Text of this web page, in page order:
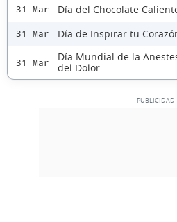
31 Mar Día del Chocolate
31 Mar Día de Inspirar tu
31 Mar
Día Mundial de la
del Dolor